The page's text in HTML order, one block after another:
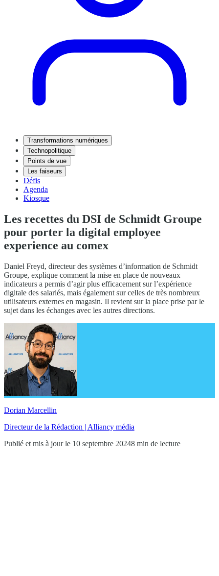
Transformations numériques
Technopolitique
Points de vue
Les faiseurs
Défis
Agenda
Kiosque
Les recettes du DSI de Schmidt Groupe
pour porter la digital employee
experience au comex
Daniel Freyd, directeur des systèmes d’information de Schmidt
Groupe, explique comment la mise en place de nouveaux
indicateurs a permis d’agir plus efficacement sur l’expérience
digitale des salariés, mais également sur celles de très nombreux
utilisateurs externes en magasin. Il revient sur la place prise par le
sujet dans les échanges avec les autres directions.
Dorian Marcellin
Directeur de la Rédaction | Alliancy média
Publié et mis à jour le 10 septembre 20248 min de lecture